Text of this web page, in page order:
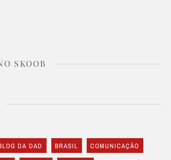
SKOOB
DA DAD BRASIL COMUNICAÇÃO